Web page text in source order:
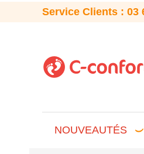
Service Clients : 03
NOUVEAUTÉS